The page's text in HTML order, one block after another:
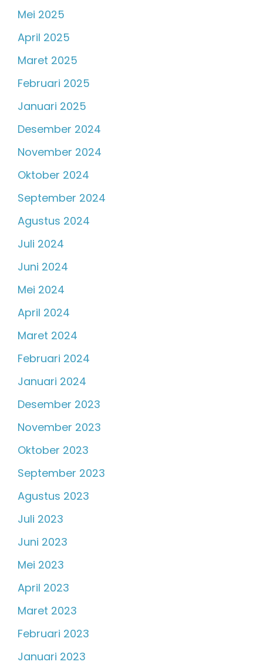
Mei 2025
April 2025
Maret 2025
Februari 2025
Januari 2025
Desember 2024
November 2024
Oktober 2024
September 2024
Agustus 2024
Juli 2024
Juni 2024
Mei 2024
April 2024
Maret 2024
Februari 2024
Januari 2024
Desember 2023
November 2023
Oktober 2023
September 2023
Agustus 2023
Juli 2023
Juni 2023
Mei 2023
April 2023
Maret 2023
Februari 2023
Januari 2023